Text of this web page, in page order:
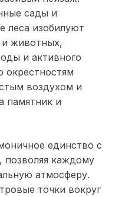
сады и
леса изобилуют
животных,
и активного
окрестностям
воздухом и
памятник и
единство с
позволяя каждому
атмосферу.
точки вокруг